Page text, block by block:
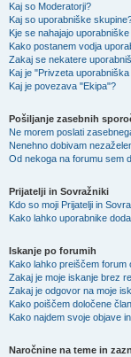
Kaj so Moderatorji?
Kaj so uporabniške
Kje se nahajajo
Kako postanem vodja
Zakaj se nekatere
Kaj je "Privzeta
Kaj je povezava "Ekipa"?
Pošiljanje zasebnih
Ne morem poslati
Nenehno dobivam
Od nekoga na forumu sem
Prijatelji in Sovražniki
Kdo so moji Prijatelji in
Kako lahko uporabnike
Iskanje po forumih
Kako lahko preiščem forum
Zakaj je moje iskanje brez
Zakaj je odgovor na moje
Kako poiščem določene
Kako najdem svoje objave
Naročnine na teme in